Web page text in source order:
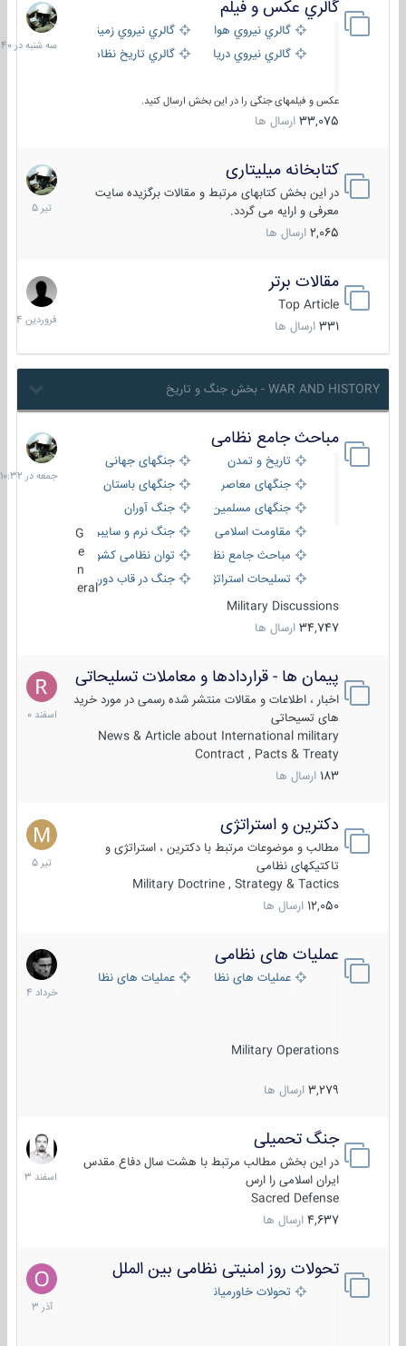
گالري عكس و فيلم
گالري نيروي هوايي
گالري نيروي زميني
گالري نيروي دريايي
گالري تاریخ نظامی
عکس و فیلمهای جنگی را در این بخش ارسال کنید.
33,075 ارسال ها
سه
شنبه
در
کتابخانه میلیتاری
در این بخش کتابهای مرتبط و مقالات برگزیده سایت
معرفی و ارایه می گردد.
2,065 ارسال ها
16
تیر
1405
مقالات برتر
Top Article
331 ارسال ها
29
فروردین
1404
WAR AND HISTORY - بخش جنگ و تاریخ
مباحث جامع نظامی
تاریخ و تمدن
جنگهای جهانی
جنگهای معاصر
جنگهای باستان
جنگهای مسلمین
جنگ آوران
مقاومت اسلامی
جنگ نرم و سایبری
مباحث جامع نظامی
توان نظامی کشورها
تسلیحات استراتژیک
جنگ در قاب دوربین
eral
Military Discussions
34,747 ارسال ها
جمعه
در
10:32
پیمان ها - قراردادها و معاملات تسلیحاتی
اخبار ، اطلاعات و مقالات منتشر شده رسمی در مورد خرید
های تسیحاتی
News & Article about International military
Contract , Pacts & Treaty
183 ارسال ها
7
اسفند
1400
دکترین و استراتژی
مطالب و موضوعات مرتبط با دکترین ، استراتژی و
تاکتیکهای نظامی
Military Doctrine , Strategy & Tactics
12,050 ارسال ها
27
تیر
1405
عملیات های نظامی
عملیات های نظامی ایرانعملیات های نظامی خارجی
Military Operations
3,279 ارسال ها
5
خرداد
1404
جنگ تحمیلی
در این بخش مطالب مرتبط با هشت سال دفاع مقدس
ایران اسلامی را ارس
Sacred Defense
4,637 ارسال ها
20
اسفند
1403
تحولات روز امنیتی نظامی بین الملل
تحولات خاورمیانه
21
آذر
1403